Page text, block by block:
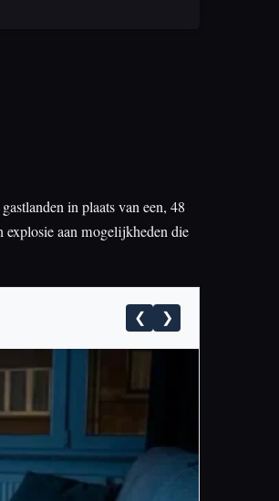
in plaats van een, 48
explosie aan mogelijkheden die
❮ ❯